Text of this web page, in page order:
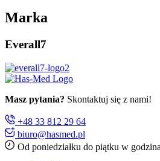
Marka
Everall7
Masz pytania? Skontaktuj się z nami!
+48 33 812 29 64
biuro@hasmed.pl
Od poniedziałku do piątku w